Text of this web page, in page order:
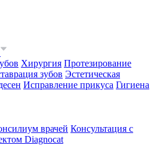
Хирургия Протезирование
зубов Эстетическая
Исправление прикуса Гигиена
врачей Консультация с
Diagnocat